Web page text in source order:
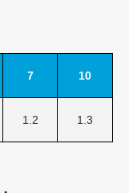
7 10
1.2 1.3